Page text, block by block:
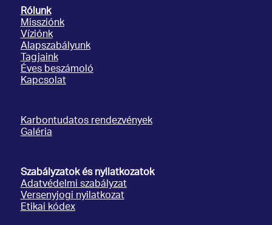
Rólunk
Missziónk
Víziónk
Alapszabályunk
Tagjaink
Éves beszámoló
Kapcsolat
Karbontudatos rendezvények
Galéria
Szabályzatok és nyilatkozatok
Adatvédelmi szabályzat
Versenyjogi nyilatkozat
Etikai kódex